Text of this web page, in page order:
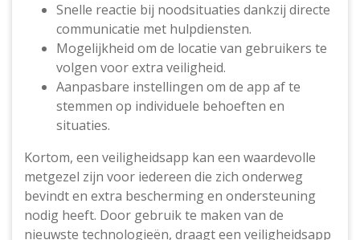
Snelle reactie bij noodsituaties dankzij directe
communicatie met hulpdiensten.
Mogelijkheid om de locatie van gebruikers te
volgen voor extra veiligheid.
Aanpasbare instellingen om de app af te
stemmen op individuele behoeften en
situaties.
Kortom, een veiligheidsapp kan een waardevolle
metgezel zijn voor iedereen die zich onderweg
bevindt en extra bescherming en ondersteuning
nodig heeft. Door gebruik te maken van de
nieuwste technologieën, draagt een veiligheidsapp